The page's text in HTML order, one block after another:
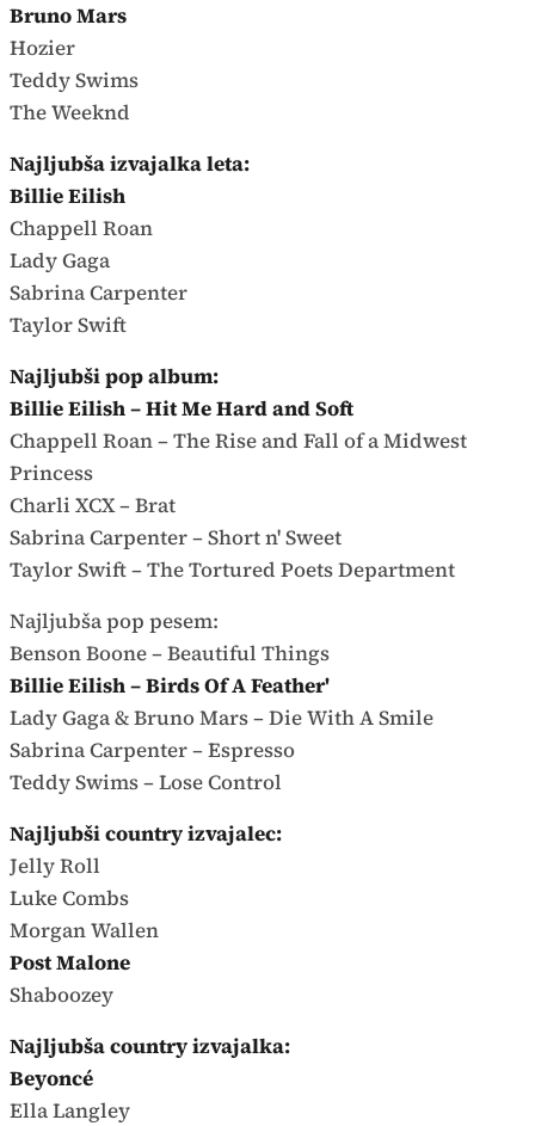
Bruno Mars
Hozier
Teddy Swims
The Weeknd
Najljubša izvajalka leta:
Billie Eilish
Chappell Roan
Lady Gaga
Sabrina Carpenter
Taylor Swift
Najljubši pop album:
Billie Eilish – Hit Me Hard and Soft
Chappell Roan – The Rise and Fall of a Midwest
Princess
Charli XCX – Brat
Sabrina Carpenter – Short n' Sweet
Taylor Swift – The Tortured Poets Department
Najljubša pop pesem:
Benson Boone – Beautiful Things
Billie Eilish – Birds Of A Feather'
Lady Gaga & Bruno Mars – Die With A Smile
Sabrina Carpenter – Espresso
Teddy Swims – Lose Control
Najljubši country izvajalec:
Jelly Roll
Luke Combs
Morgan Wallen
Post Malone
Shaboozey
Najljubša country izvajalka:
Beyoncé
Ella Langley